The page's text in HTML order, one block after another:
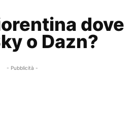
dove
o Dazn?
- Pubblicità -